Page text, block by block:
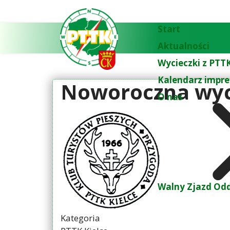
Start
Aktualności
Wycieczki z
Kalendarz
O nas
Walny Zjazd
Noworoczna
Kategoria